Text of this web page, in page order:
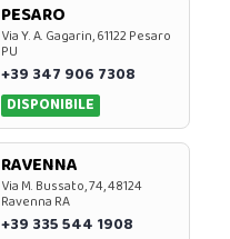
PESARO
Via Y. A. Gagarin, 61122 Pesaro
PU
+39 347 906 7308
DISPONIBILE
RAVENNA
Via M. Bussato, 74, 48124
Ravenna RA
+39 335 544 1908